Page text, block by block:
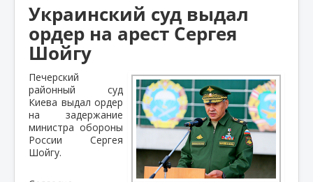
Украинский суд выдал
ордер на арест Сергея
Шойгу
Печерский
районный суд
Киева выдал ордер
на задержание
министра обороны
России Сергея
Шойгу.